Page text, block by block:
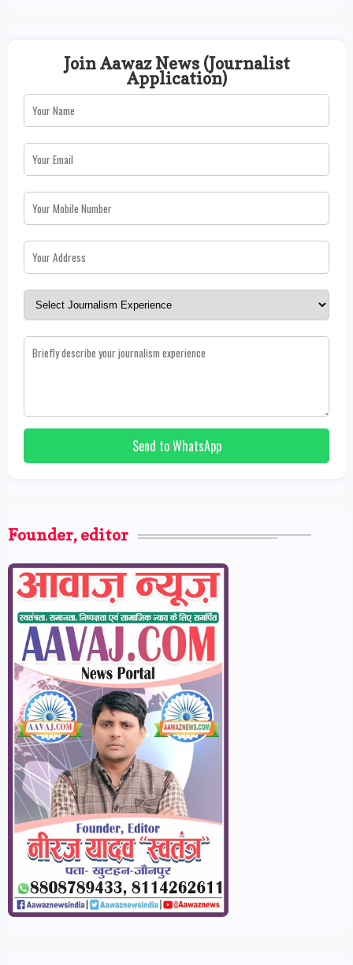
Join Aawaz News (Journalist
Application)
Send to WhatsApp
Founder, editor